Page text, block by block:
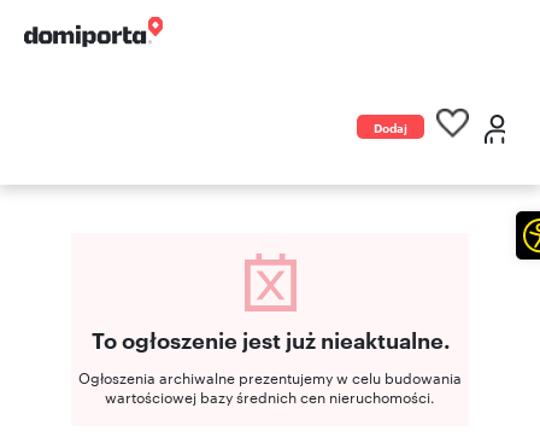
Dodaj
To ogłoszenie jest już nieaktualne.
Ogłoszenia archiwalne prezentujemy w celu budowania
wartościowej bazy średnich cen nieruchomości.